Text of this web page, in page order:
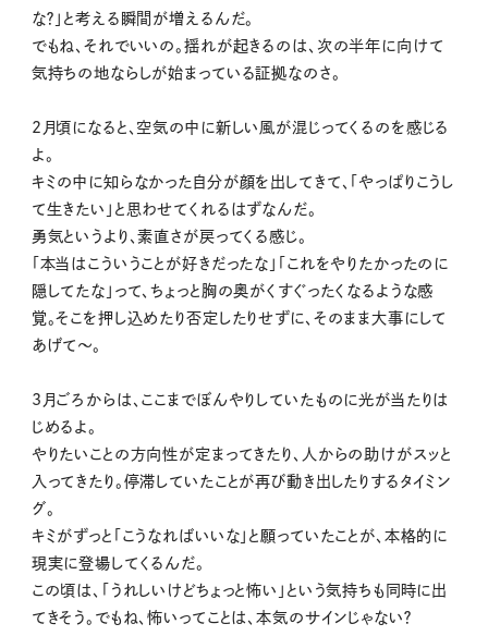
な？」と考える瞬間が増えるんだ。
でもね、それでいいの。揺れが起きるのは、次の半年に向けて
気持ちの地ならしが始まっている証拠なのさ。
2月頃になると、空気の中に新しい風が混じってくるのを感じる
よ。
キミの中に知らなかった自分が顔を出してきて、「やっぱりこうし
て生きたい」と思わせてくれるはずなんだ。
勇気というより、素直さが戻ってくる感じ。
「本当はこういうことが好きだったな」「これをやりたかったのに
隠してたな」って、ちょっと胸の奥がくすぐったくなるような感
覚。そこを押し込めたり否定したりせずに、そのまま大事にして
あげて〜。
3月ごろからは、ここまでぼんやりしていたものに光が当たりは
じめるよ。
やりたいことの方向性が定まってきたり、人からの助けがスッと
入ってきたり。停滞していたことが再び動き出したりするタイミン
グ。
キミがずっと「こうなればいいな」と願っていたことが、本格的に
現実に登場してくるんだ。
この頃は、「うれしいけどちょっと怖い」という気持ちも同時に出
てきそう。でもね、怖いってことは、本気のサインじゃない？